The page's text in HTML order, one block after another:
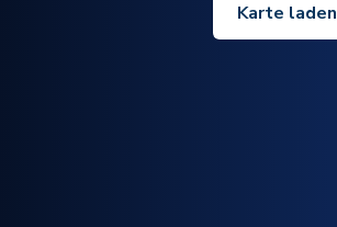
Karte laden